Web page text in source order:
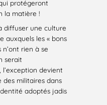
protégeront
la matière !
diffuser une culture
auxquels les « bons
rien à se
serait
devient
des militaires dans
adoptés jadis